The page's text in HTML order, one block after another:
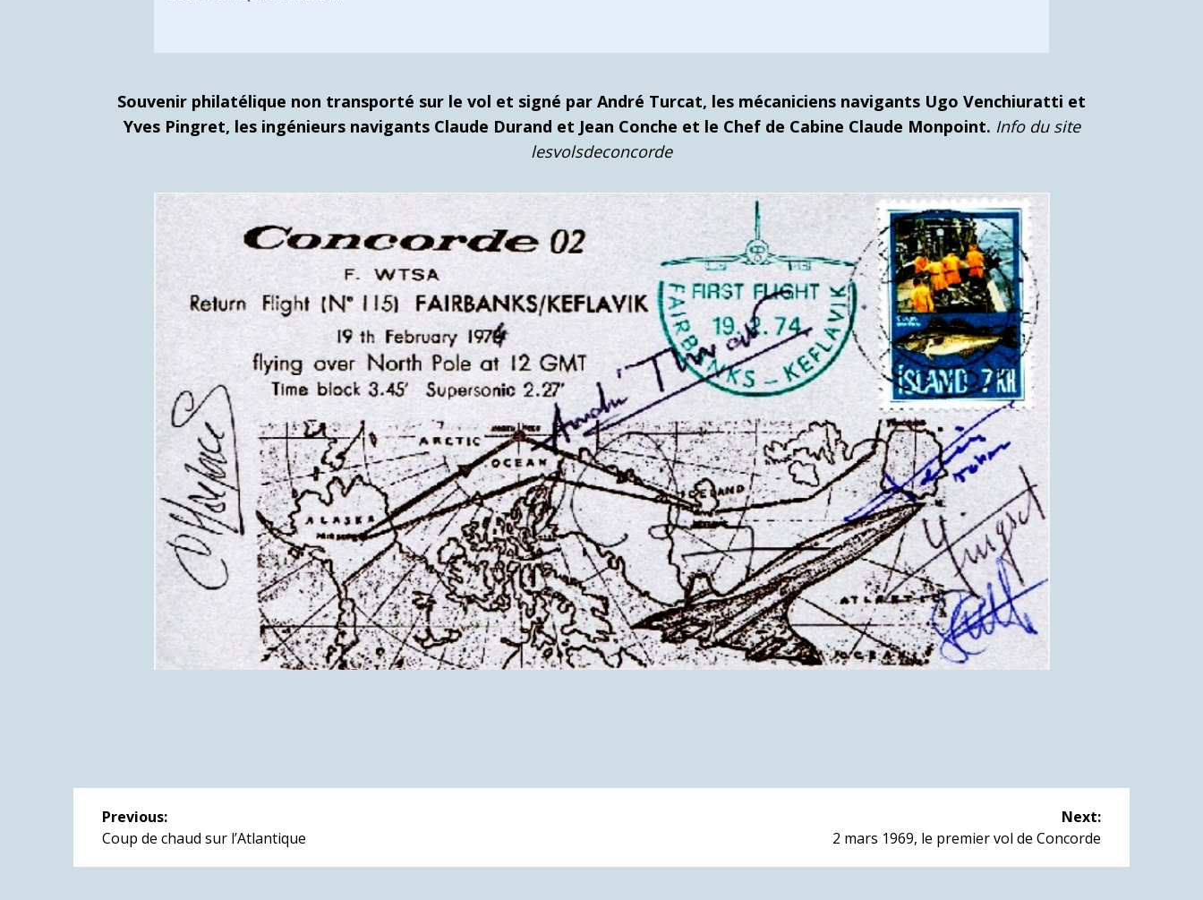
Souvenir philatélique non transporté sur le vol et signé par André Turcat, les mécaniciens navigants Ugo Venchiuratti et
Yves Pingret, les ingénieurs navigants Claude Durand et Jean Conche et le Chef de Cabine Claude Monpoint. Info du site
lesvolsdeconcorde
Navigation
de
Previous:
Previous
Coup de chaud sur l’Atlantique
Next:
Next
2 mars 1969, le premier vol de Concorde